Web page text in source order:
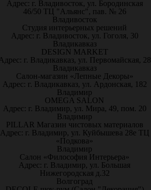
Адрес: г. Владивосток, ул. Бородинская
46/50 ТЦ "Альянс", пав. № 26
Владивосток
Студия интерьерных решений
Адрес: г. Владивосток, ул. Гоголя, 30
Владикавказ
DESIGN MARKET
г. Владикавказ, ул. Первомайская, 28
Владикавказ
Салон-магазин «Лепные Декоры»
Адрес: г. Владикавказ, ул. Ардонская, 182
Владимир
OMEGA SALON
Адрес: г. Владимир, ул. Мира, 49, пом. 20
Владимир
PILLAR Магазин чистовых материалов
Адрес: г. Владимир, ул. Куйбышева 28е ТЦ
«Подкова»
Владимир
Салон «Философия Интерьера»
Адрес: г. Владимир, ул. Большая
Нижегородская д.32
Волгоград